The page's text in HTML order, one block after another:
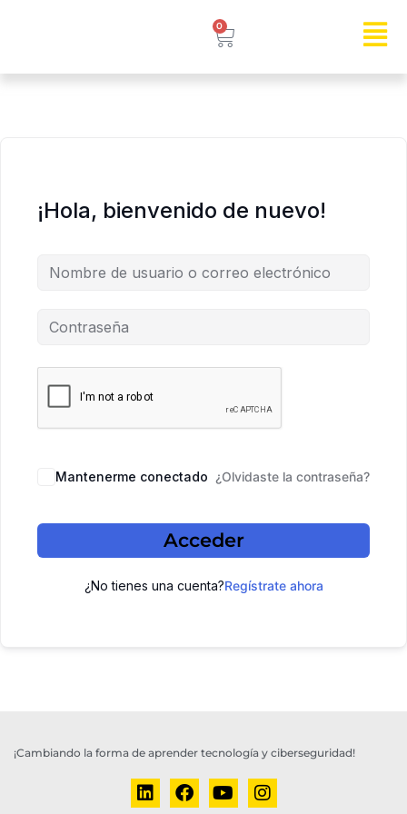
0
¡Hola, bienvenido de nuevo!
Mantenerme conectado ¿Olvidaste la contraseña?
Acceder
¿No tienes una cuenta?Regístrate ahora
¡Cambiando la forma de aprender tecnología y ciberseguridad!